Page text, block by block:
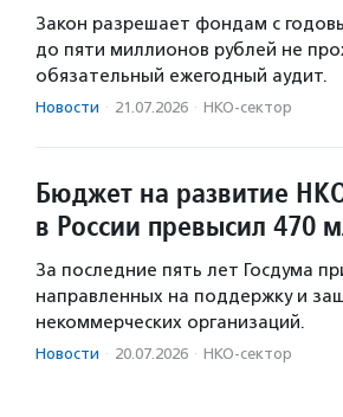
Закон разрешает фондам с
до пяти миллионов рублей не
обязательный ежегодный аудит.
Новости · 21.07.2026 · НКО-сектор
Бюджет на развитие
в России превысил 470
За последние пять лет Госдума
направленных на поддержку и
некоммерческих организаций.
Новости · 20.07.2026 · НКО-сектор